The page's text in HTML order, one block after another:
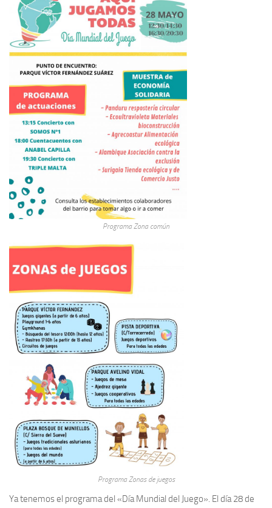
Programa Zona común
Programa Zonas de juegos
Ya tenemos el programa del «Día Mundial del Juego». El día 28 de